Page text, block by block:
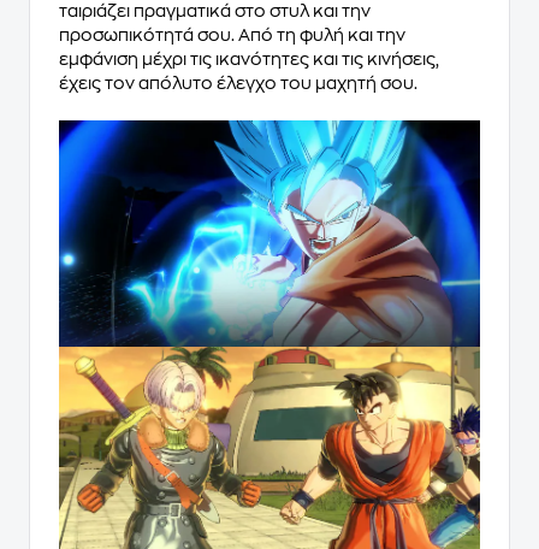
ταιριάζει πραγματικά στο στυλ και την
προσωπικότητά σου. Από τη φυλή και την
εμφάνιση μέχρι τις ικανότητες και τις κινήσεις,
έχεις τον απόλυτο έλεγχο του μαχητή σου.